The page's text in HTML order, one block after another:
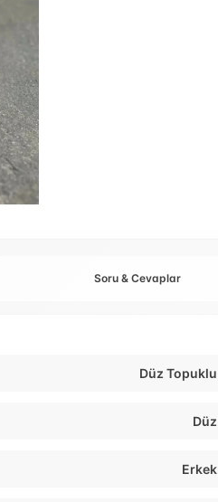
Soru & Cevaplar
Düz Topuklu
Düz
Erkek